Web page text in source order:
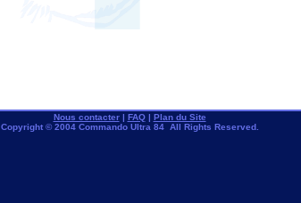
Nous contacter| FAQ| Plan du Site
Copyright © 2004 Commando Ultra 84 All Rights Reserved.